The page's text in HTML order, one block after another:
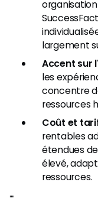
largement
Accent sur
les
concentre
ressources
Coût et
rentables
étendues
élevé,
ressources.
"​"